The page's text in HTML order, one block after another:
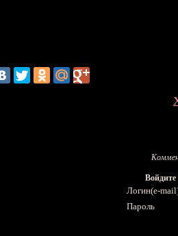
Логин(e-
Пароль